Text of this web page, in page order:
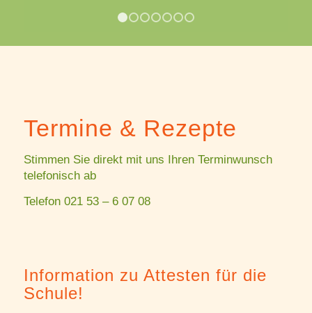
Termine & Rezepte
Stimmen Sie direkt mit uns Ihren Terminwunsch
telefonisch ab
Telefon 021 53 – 6 07 08
Information zu Attesten für die
Schule!